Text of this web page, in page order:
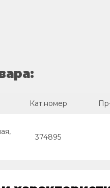
Кат.номер
374895